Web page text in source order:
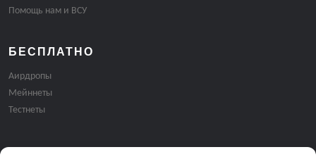
Помощь нам и ВСУ
БЕСПЛАТНО
Аирдропы
Мейннеты
Тестнеты